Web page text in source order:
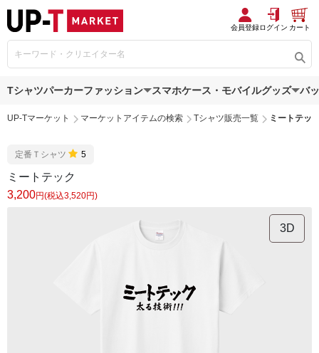
会員登録ログイン カート
Tシャツパーカーファッション スマホケース・モバイルグッズ バ
UP-Tマーケット マーケットアイテムの検索 Tシャツ販売一覧 ミートテッ
定番Ｔシャツ 5
ミートテック
3,200円(税込3,520円)
3D